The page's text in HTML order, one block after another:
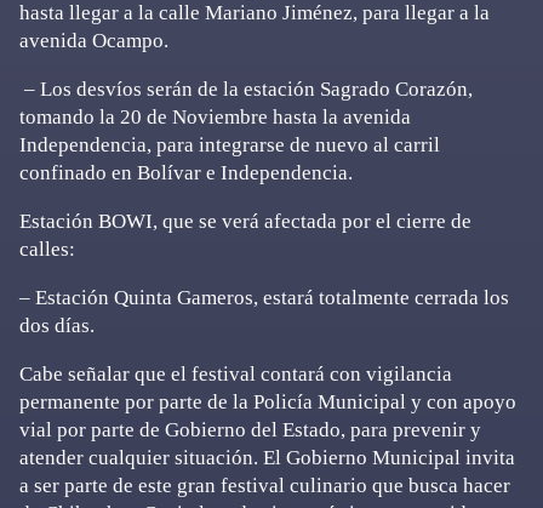
hasta llegar a la calle Mariano Jiménez, para llegar a la
avenida Ocampo.
– Los desvíos serán de la estación Sagrado Corazón,
tomando la 20 de Noviembre hasta la avenida
Independencia, para integrarse de nuevo al carril
confinado en Bolívar e Independencia.
Estación BOWI, que se verá afectada por el cierre de
calles:
– Estación Quinta Gameros, estará totalmente cerrada los
dos días.
Cabe señalar que el festival contará con vigilancia
permanente por parte de la Policía Municipal y con apoyo
vial por parte de Gobierno del Estado, para prevenir y
atender cualquier situación. El Gobierno Municipal invita
a ser parte de este gran festival culinario que busca hacer